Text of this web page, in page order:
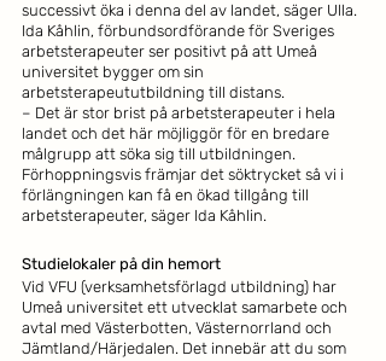
successivt öka i denna del av landet, säger Ulla.
Ida Kåhlin, förbundsordförande för Sveriges
arbetsterapeuter ser positivt på att Umeå
universitet bygger om sin
arbetsterapeututbildning till distans.
– Det är stor brist på arbetsterapeuter i hela
landet och det här möjliggör för en bredare
målgrupp att söka sig till utbildningen.
Förhoppningsvis främjar det söktrycket så vi i
förlängningen kan få en ökad tillgång till
arbetsterapeuter, säger Ida Kåhlin.
Studielokaler på din hemort
Vid VFU (verksamhetsförlagd utbildning) har
Umeå universitet ett utvecklat samarbete och
avtal med Västerbotten, Västernorrland och
Jämtland/Härjedalen. Det innebär att du som